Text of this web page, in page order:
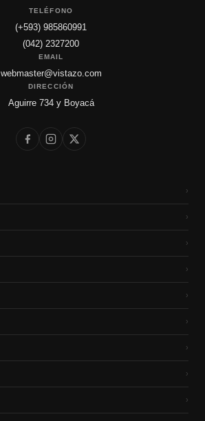
TELÉFONO
(+593) 985860991
(042) 2327200
EMAIL
webmaster@vistazo.com
DIRECCIÓN
Aguirre 734 y Boyacá
›
›
›
›
›
›
›
›
›